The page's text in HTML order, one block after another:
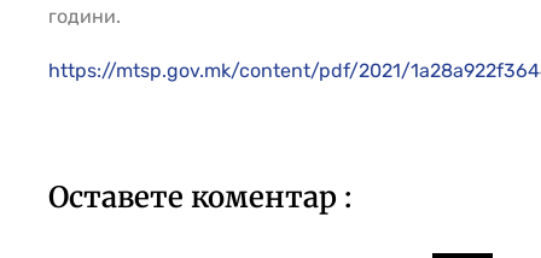
години.
https://mtsp.gov.mk/content/pdf/2021/
Оставете коментар :